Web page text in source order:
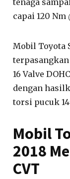
capai 120 Nm
Mobil Toyota
16 Valve
dengan
torsi pucuk
Mobil
2018
CVT